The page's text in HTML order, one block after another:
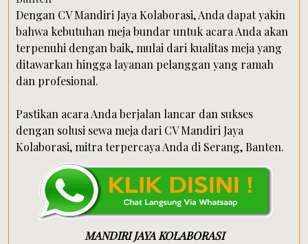
Dengan CV Mandiri Jaya Kolaborasi, Anda dapat yakin
bahwa kebutuhan meja bundar untuk acara Anda akan
terpenuhi dengan baik, mulai dari kualitas meja yang
ditawarkan hingga layanan pelanggan yang ramah
dan profesional.
Pastikan acara Anda berjalan lancar dan sukses
dengan solusi sewa meja dari CV Mandiri Jaya
Kolaborasi, mitra terpercaya Anda di Serang, Banten.
MANDIRI JAYA KOLABORASI